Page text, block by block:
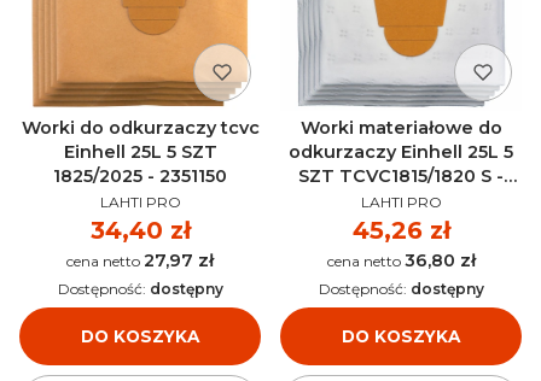
Worki do odkurzaczy tcvc
Einhell 25L 5 SZT
1825/2025 - 2351150
PRODUCENT
LAHTI PRO
Cena
34,40 zł
Cena 27,97 zł
DO KOSZYKA
Dostępność: dostępny
Worki materiałowe do
odkurzaczy Einhell 25L 5
SZT TCVC1815/1820 S -
2351190
PRODUCENT
LAHTI PRO
Cena
45,26 zł
Cena 36,80 zł
DO KOSZYKA
Dostępność: dostępny